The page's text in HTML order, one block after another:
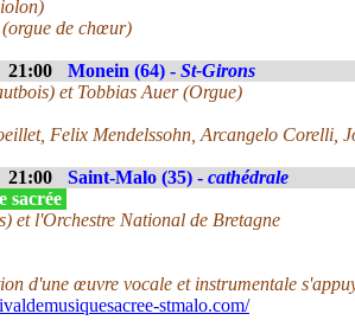
de chœur)
21:00 Monein (64) - St-Girons
et Tobbias Auer (Orgue)
Felix Mendelssohn, Arcangelo Corelli,
21:00 Saint-Malo (35) - cathédrale
sacrée
et l'Orchestre National de Bretagne
d'une œuvre vocale et instrumentale
stmalo.com/